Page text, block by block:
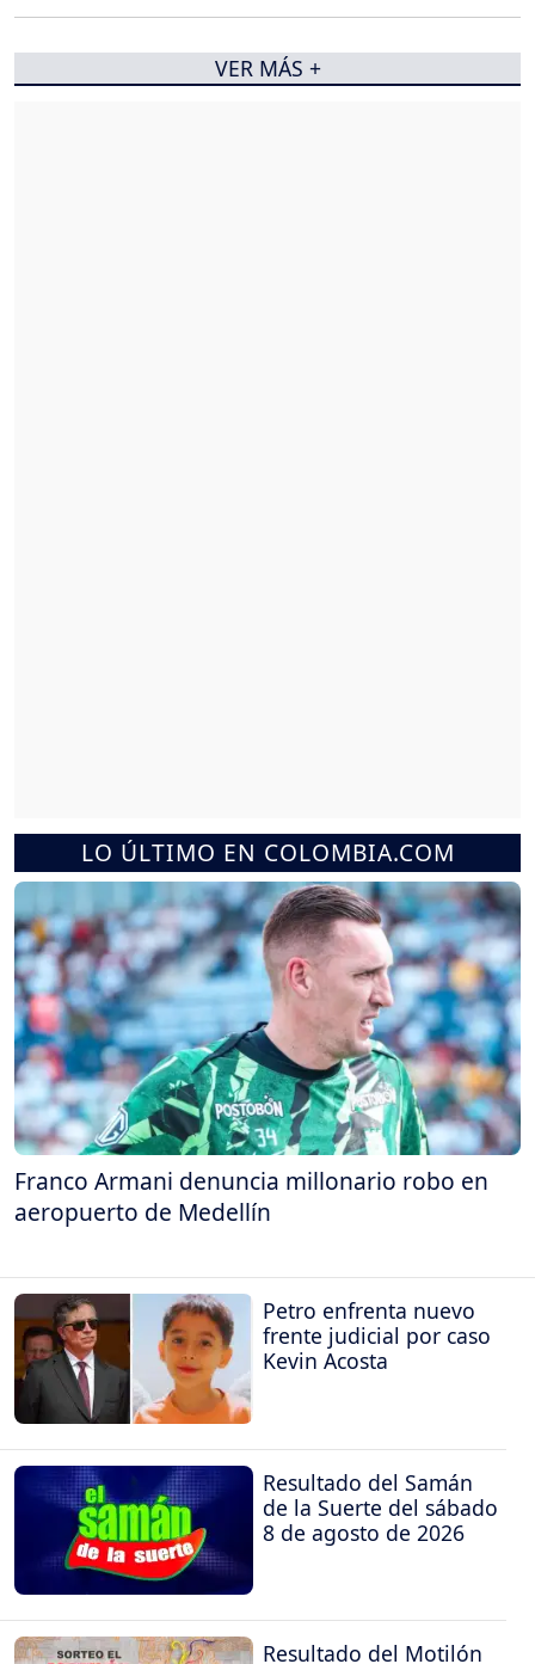
LO ÚLTIMO EN COLOMBIA.COM
Franco Armani denuncia millonario robo en
aeropuerto de Medellín
Petro enfrenta nuevo
frente judicial por caso
Kevin Acosta
Resultado del Samán
de la Suerte del sábado
8 de agosto de 2026
Resultado del Motilón
VER MÁS +